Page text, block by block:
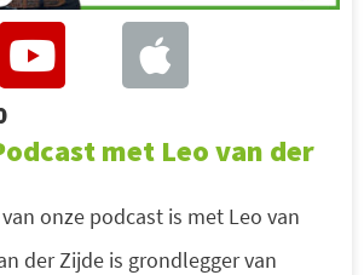
met Leo van der
onze podcast is met Leo van
der Zijde is grondlegger van